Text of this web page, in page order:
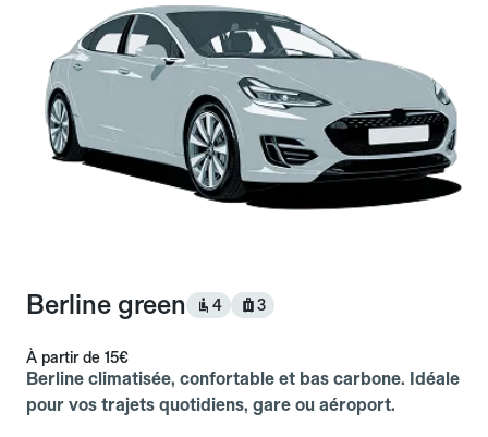
Berline green 4 3
À partir de 15€
Berline climatisée, confortable et bas carbone. Idéale
pour vos trajets quotidiens, gare ou aéroport.